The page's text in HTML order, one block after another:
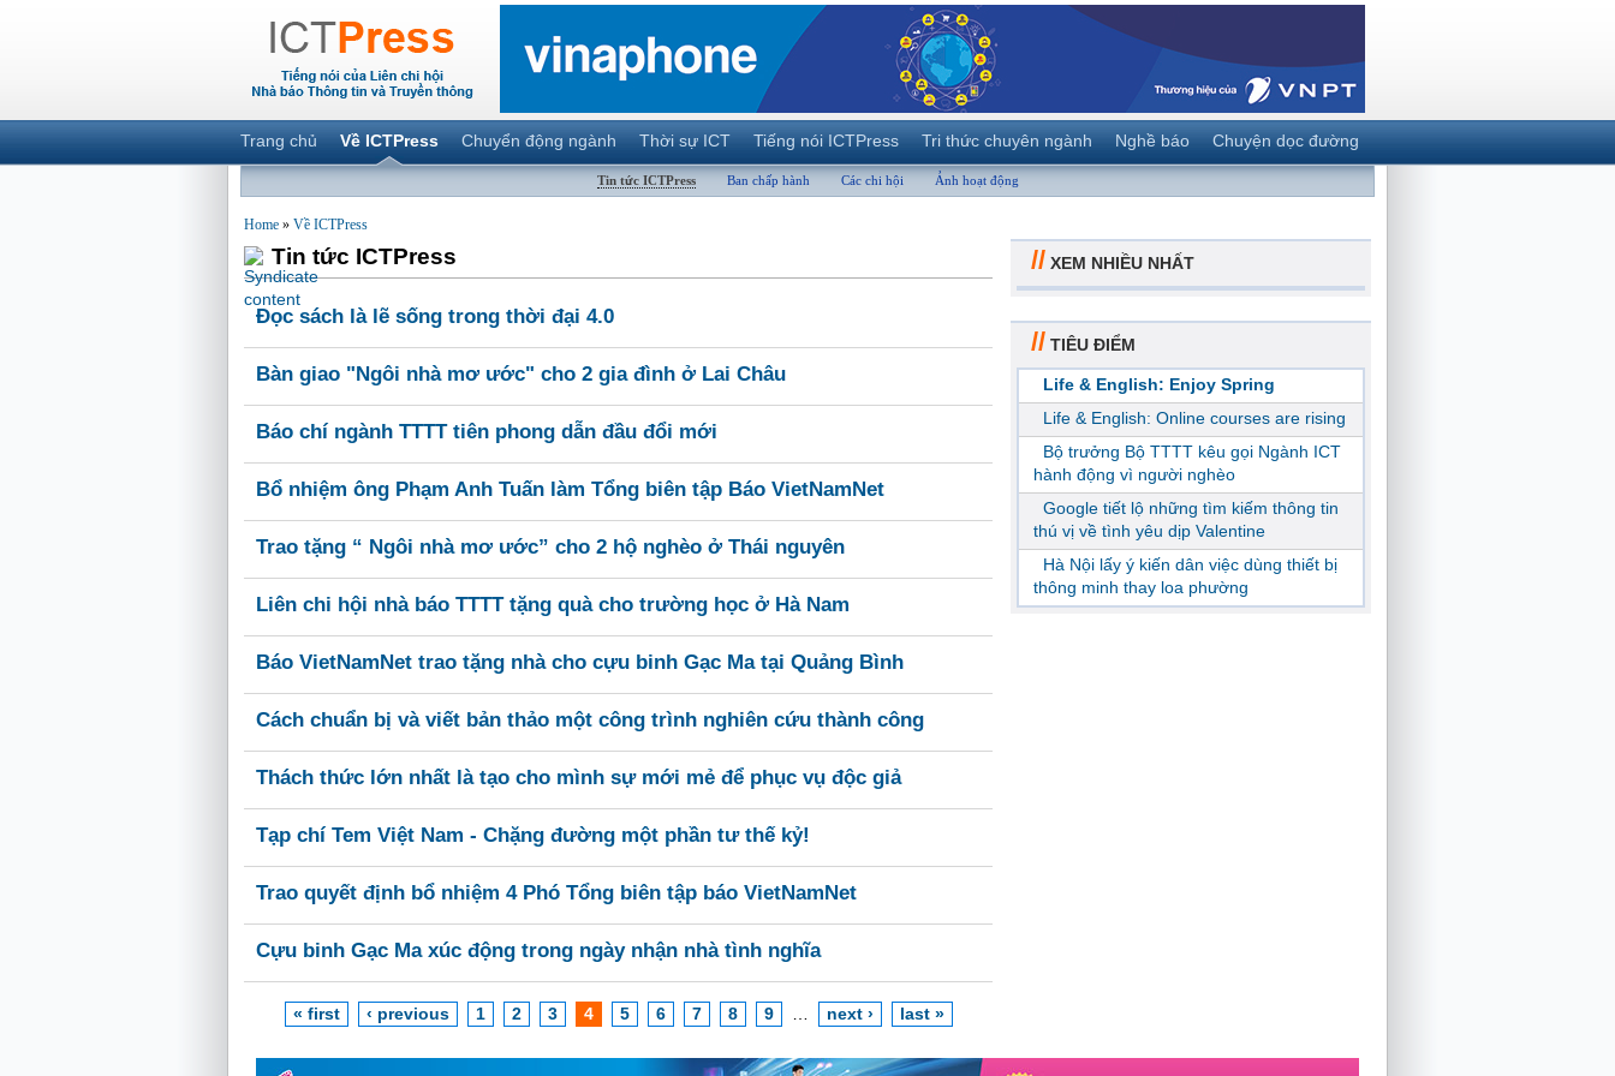
Trang chủ Về ICTPress Chuyển động ngành Thời sự ICT Tiếng nói ICTPress Tri thức chuyên ngành Nghề báo Chuyện dọc đường
Tin tức ICTPress Ban chấp hành Các chi hội Ảnh hoạt động
Home » Về ICTPress
Tin tức ICTPress
Đọc sách là lẽ sống trong thời đại 4.0
Bàn giao "Ngôi nhà mơ ước" cho 2 gia đình ở Lai Châu
Báo chí ngành TTTT tiên phong dẫn đầu đổi mới
Bổ nhiệm ông Phạm Anh Tuấn làm Tổng biên tập Báo VietNamNet
Trao tặng “ Ngôi nhà mơ ước” cho 2 hộ nghèo ở Thái nguyên
Liên chi hội nhà báo TTTT tặng quà cho trường học ở Hà Nam
Báo VietNamNet trao tặng nhà cho cựu binh Gạc Ma tại Quảng Bình
Cách chuẩn bị và viết bản thảo một công trình nghiên cứu thành công
Thách thức lớn nhất là tạo cho mình sự mới mẻ để phục vụ độc giả
Tạp chí Tem Việt Nam - Chặng đường một phần tư thế kỷ!
Trao quyết định bổ nhiệm 4 Phó Tổng biên tập báo VietNamNet
Cựu binh Gạc Ma xúc động trong ngày nhận nhà tình nghĩa
« first ‹ previous 1 2 3 4 5 6 7 8 9 next › last »
// XEM NHIỀU NHẤT
// TIÊU ĐIỂM
Life & English: Enjoy Spring
Life & English: Online courses are rising
Bộ trưởng Bộ TTTT kêu gọi Ngành ICT
hành động vì người nghèo
Google tiết lộ những tìm kiếm thông tin
thú vị về tình yêu dịp Valentine
Hà Nội lấy ý kiến dân việc dùng thiết bị
thông minh thay loa phường